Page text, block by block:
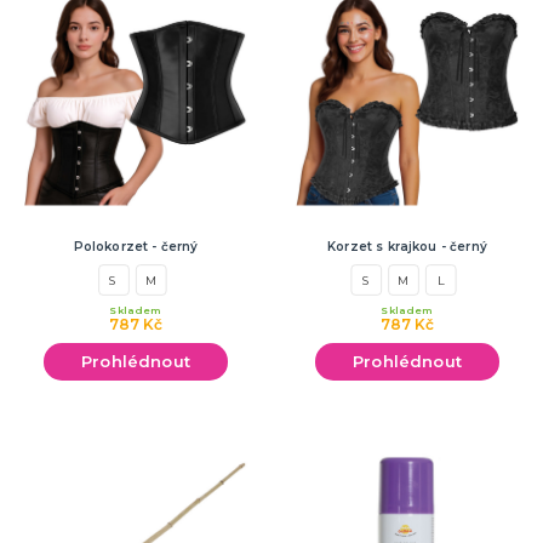
Polokorzet - černý
S M
787 Kč
Skladem
Prohlédnout
Korzet s krajkou - černý
S M L
787 Kč
Skladem
Prohlédnout